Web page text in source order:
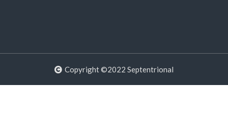
Copyright ©2022 Septentrional